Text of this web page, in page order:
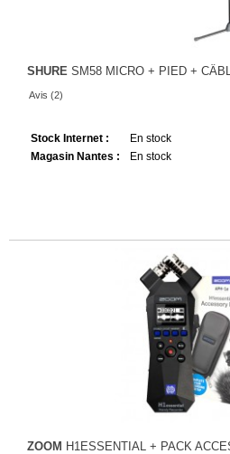
SHURE SM58 MICRO + PIED +
Avis (2)
Stock Internet :
En stock
Magasin Nantes :
En stock
ZOOM H1ESSENTIAL + PACK